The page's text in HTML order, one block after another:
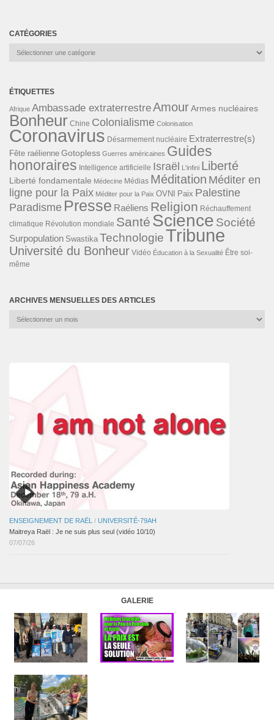
CATÉGORIES
Catégories
ÉTIQUETTES
Afrique Ambassade extraterrestreAmourArmes nucléaires
Bonheur Chine Colonialisme Colonisation
Coronavirus Désarmement nucléaire Extraterrestre(s)
Fête raélienne Gotopless Guerres américaines Guides
honoraires Intelligence artificielle Israël L'infini Liberté
Liberté fondamentale Médecine Médias Méditation Méditer en
ligne pour la Paix Méditer pour la Paix OVNI Paix Palestine
Paradisme Presse Raéliens Religion Réchauffement
climatique Révolution mondiale Santé Science Société
Surpopulation Swastika TechnologieTribune
Université du Bonheur Vidéo Éducation à la Sexualité Être soi-
même
ARCHIVES MENSUELLES DES ARTICLES
Archives
ENSEIGNEMENT DE RAËL / UNIVERSITÉ-79AH
Maitreya Raël : Je ne suis plus seul (vidéo 10/10)
07/07/26
GALERIE